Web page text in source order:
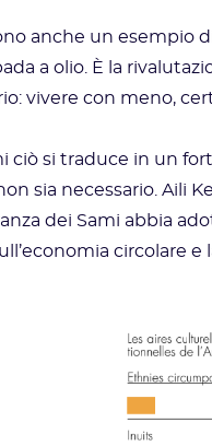
anche un esempio
a olio. È la
vivere con meno,
ciò si traduce in un
sia necessario. Aili
dei Sami abbia
circolare e